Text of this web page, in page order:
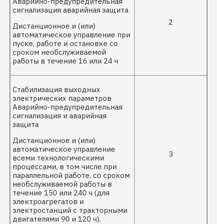
сигнализация аварийная защита
Дистанционное и (или)
автоматическое управление при
пуске, работе и остановке со
сроком необслуживаемой
работы в течение 16 или 24 ч
2
Стабилизация выходных
электрических параметров
Аварийно-предупредительная
сигнализация и аварийная
защита
Дистанционное и (или)
автоматическое управление
всеми технологическими
процессами, в том числе при
параллельной работе, со сроком
необслуживаемой работы в
течение 150 или 240 ч (для
электроагрегатов и
электростанций с тракторными
двигателями 90 и 120 ч).
3